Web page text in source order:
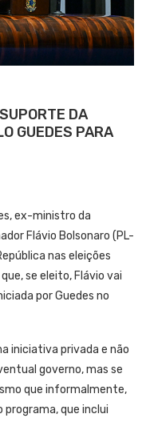
DA
GUEDES PARA
ex-ministro da
Flávio Bolsonaro (PL-
nas eleições
se eleito, Flávio vai
por Guedes no
iniciativa privada e não
governo, mas se
que informalmente,
programa, que inclui